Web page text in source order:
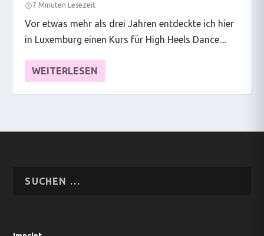
7 Minuten Lesezeit
Vor etwas mehr als drei Jahren entdeckte ich hier
in Luxemburg einen Kurs für High Heels Dance....
WEITERLESEN